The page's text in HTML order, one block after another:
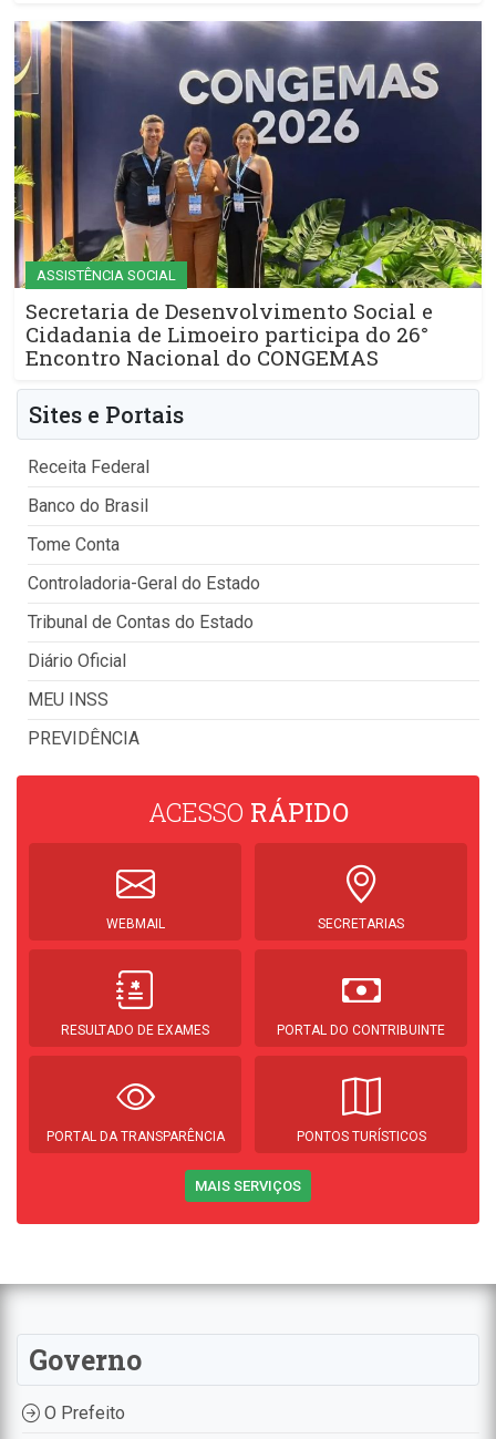
ASSISTÊNCIA SOCIAL
Secretaria de Desenvolvimento Social e
Cidadania de Limoeiro participa do 26°
Encontro Nacional do CONGEMAS
Sites e Portais
Receita Federal
Banco do Brasil
Tome Conta
Controladoria-Geral do Estado
Tribunal de Contas do Estado
Diário Oficial
MEU INSS
PREVIDÊNCIA
ACESSO RÁPIDO
WEBMAIL SECRETARIAS
RESULTADO DE EXAMES PORTAL DO CONTRIBUINTE
PORTAL DA TRANSPARÊNCIA PONTOS TURÍSTICOS
MAIS SERVIÇOS
Governo
O Prefeito